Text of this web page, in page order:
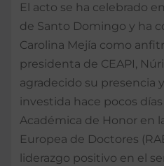
El acto se ha celebrado
de Santo Domingo y ha
Carolina Mejía como
presidenta de CEAPI,
agradecido su presencia
investida hace pocos
Académica de Honor en
Europea de Doctores
liderazgo positivo en el